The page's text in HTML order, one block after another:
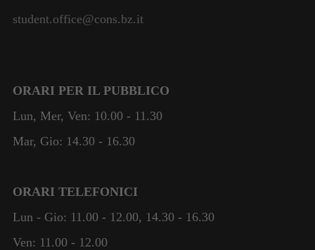
student.office@cons.bz.it
ORARI PER IL PUBBLICO
Lun, Mer, Ven: 10.00 - 11.30
Mar, Gio: 14.30 - 16.30
ORARI TELEFONICI
Lun - Gio: 11.00 - 12.00, 14.30 - 16.30
Ven: 11.00 - 12.00